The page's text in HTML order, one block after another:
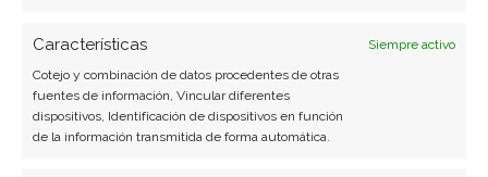
Características
Siempre activo
Cotejo y combinación de datos procedentes de otras
fuentes de información, Vincular diferentes
dispositivos, Identificación de dispositivos en función
de la información transmitida de forma automática.